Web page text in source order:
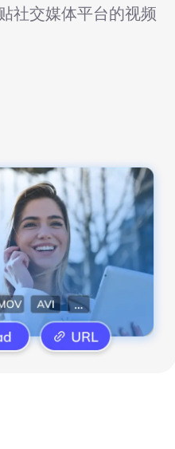
社交媒体平台的视频